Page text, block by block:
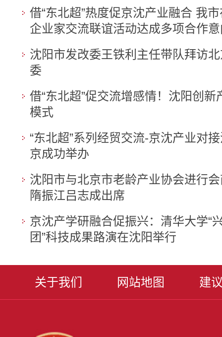
借“东北超”热度促京沈产业融合 我
企业家交流联谊活动达成多项合作
沈阳市发改委王铁利主任带队拜访
委
借“东北超”促交流增感情！沈阳创新
模式
“东北超”系列经贸交流-京沈产业对
京成功举办
沈阳市与北京市老龄产业协会进行
隋振江吕志成出席
京沈产学研融合促振兴：清华大学“
团”科技成果路演在沈阳举行
关于我们 网站地图 建